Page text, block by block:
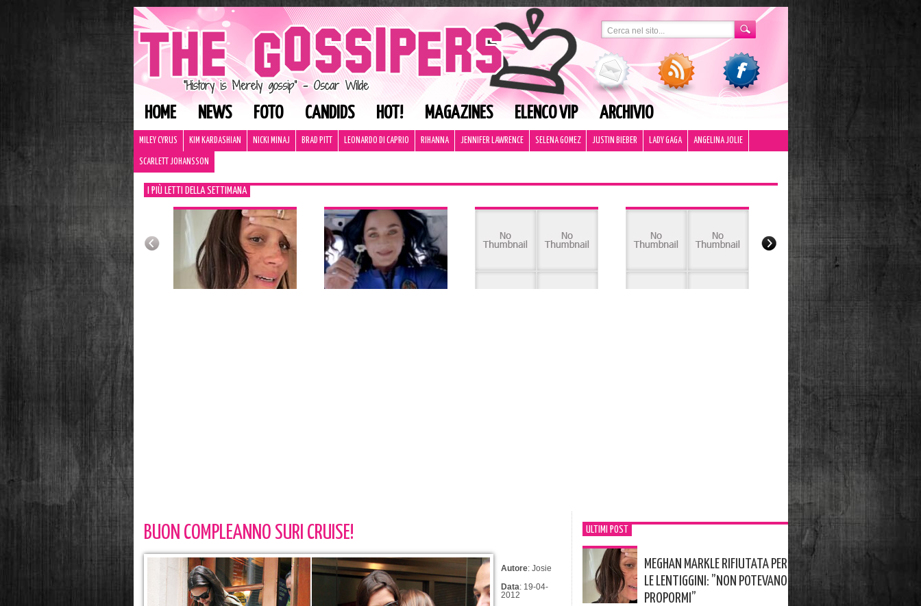
HOME NEWS FOTO CANDIDS HOT! MAGAZINES ELENCO VIP ARCHIVIO
MILEY CYRUS KIM KARDASHIAN NICKI MINAJ BRAD PITT LEONARDO DI CAPRIO RIHANNA JENNIFER LAWRENCE SELENA GOMEZ JUSTIN BIEBER LADY GAGA ANGELINA JOLIE
SCARLETT JOHANSSON
I PIÙ LETTI DELLA SETTIMANA
BUON COMPLEANNO SURI CRUISE!
Autore: Josie
Data: 19-04-
2012
ULTIMI POST
MEGHAN MARKLE RIFIUTATA PER
LE LENTIGGINI: ”NON POTEVANO
PROPORMI”